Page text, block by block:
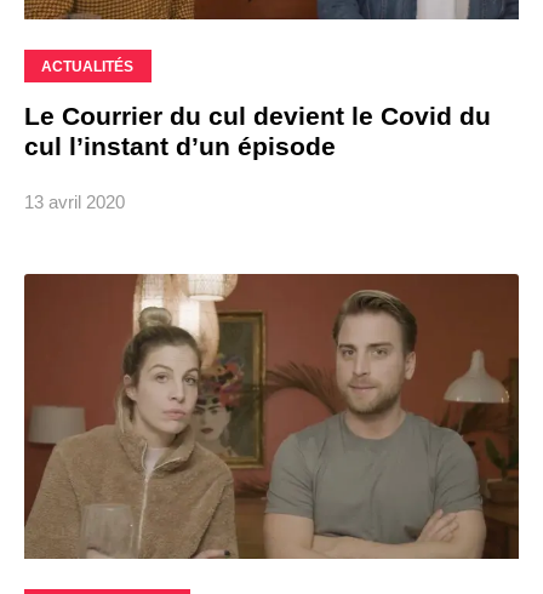
ACTUALITÉS
Le Courrier du cul devient le Covid du
cul l’instant d’un épisode
13 avril 2020